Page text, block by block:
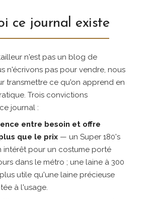
ce journal existe
n'est pas un blog de
n'écrivons pas pour vendre, nous
transmettre ce qu'on apprend en
Trois convictions
journal :
entre besoin et offre
que le prix — un Super 180's
intérêt pour un costume porté
dans le métro ; une laine à 300
utile qu'une laine précieuse
à l'usage.